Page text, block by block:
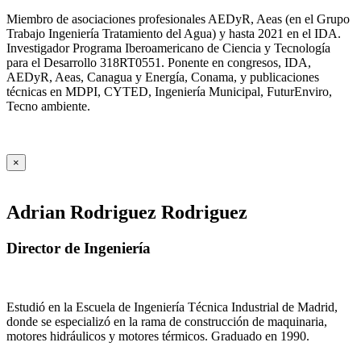
Miembro de asociaciones profesionales AEDyR, Aeas (en el Grupo
Trabajo Ingeniería Tratamiento del Agua) y hasta 2021 en el IDA.
Investigador Programa Iberoamericano de Ciencia y Tecnología
para el Desarrollo 318RT0551. Ponente en congresos, IDA,
AEDyR, Aeas, Canagua y Energía, Conama, y publicaciones
técnicas en MDPI, CYTED, Ingeniería Municipal, FuturEnviro,
Tecno ambiente.
×
Adrian Rodriguez Rodriguez
Director de Ingeniería
Estudió en la Escuela de Ingeniería Técnica Industrial de Madrid,
donde se especializó en la rama de construcción de maquinaria,
motores hidráulicos y motores térmicos. Graduado en 1990.